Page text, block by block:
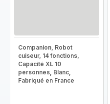
Companion, Robot
cuiseur, 14 fonctions,
Capacité XL 10
personnes, Blanc,
Fabriqué en France